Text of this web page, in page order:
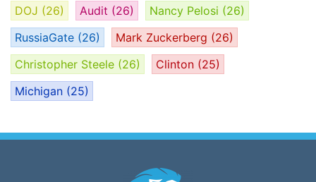
DOJ (26) Audit (26) Nancy Pelosi (26)
RussiaGate (26) Mark Zuckerberg (26)
Christopher Steele (26) Clinton (25)
Michigan (25)